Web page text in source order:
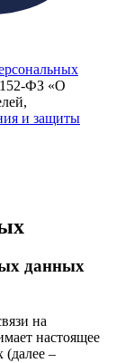
ФЗ «О
и защиты
данных
на
настоящее
(далее –